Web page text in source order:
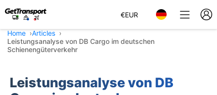
€EUR
Home
Articles
Leistungsanalyse von DB Cargo im deutschen
Schienengüterverkehr
Leistungsanalyse von DB